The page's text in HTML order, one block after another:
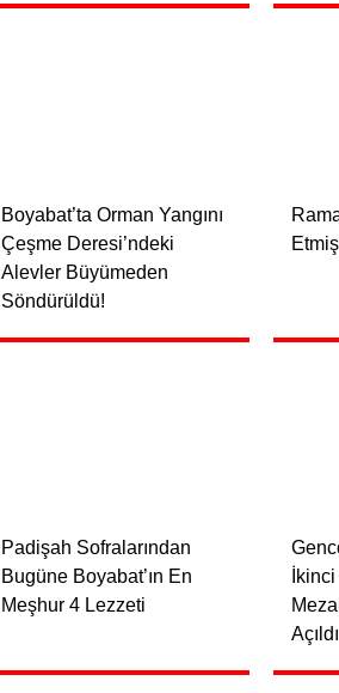
Boyabat’ta Orman Yangını
Çeşme Deresi’ndeki
Alevler Büyümeden
Söndürüldü!
Padişah Sofralarından
Bugüne Boyabat’ın En
Meşhur 4 Lezzeti
İkinci
Açıldı